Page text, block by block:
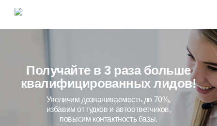
Получайте в 3 раза больше
квалифицированных лидов!
Увеличим дозваниваемость до 70%,
избавим от гудков и автоответчиков,
повысим контактность базы.